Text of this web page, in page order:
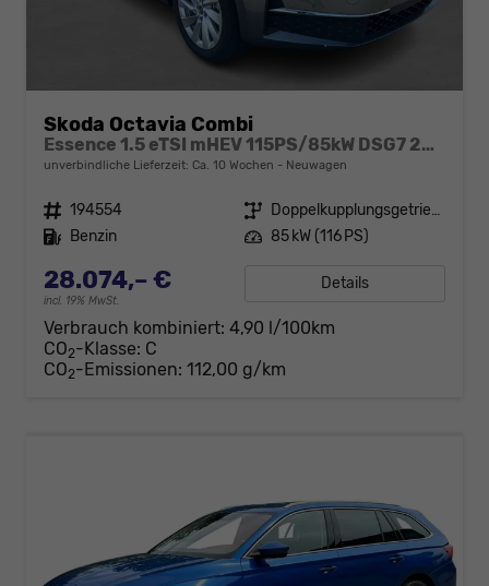
Skoda Octavia Combi
Essence 1.5 eTSI mHEV 115PS/85kW DSG7 2026
unverbindliche Lieferzeit: Ca. 10 Wochen Neuwagen
Fahrzeugnr. 194554 Getriebe
Doppelkupplungsgetriebe (DSG)
Kraftstoff Benzin Leistung 85 kW (116 PS)
28.074,– €
incl. 19% MwSt.
Details
Verbrauch kombiniert: 4,90 l/100km
CO2-Klasse: C
CO2-Emissionen: 112,00 g/km